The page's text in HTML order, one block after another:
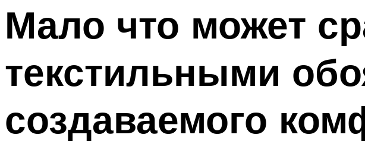
Мало что может
текстильными
создаваемого